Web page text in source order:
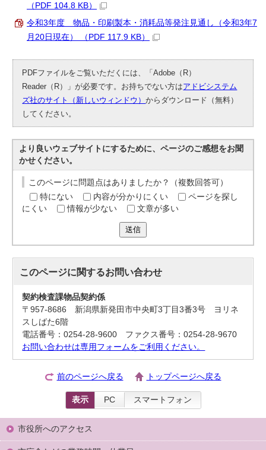
（PDF 104.8 KB）
令和3年度 物品・印刷製本・消耗品等発注見通し（令和3年7
月20日現在） （PDF 117.9 KB）
PDFファイルをご覧いただくには、「Adobe（R）
Reader（R）」が必要です。お持ちでない方はアドビシステム
ズ社のサイト（新しいウィンドウ）からダウンロード（無料）
してください。
より良いウェブサイトにするために、ページのご感想をお聞
かせください。
このページに問題点はありましたか？（複数回答可）
特にない
内容が分かりにくい
ページを探し
にくい
情報が少ない 文章が多い
送信
このページに関するお問い合わせ
契約検査課物品契約係
〒957-8686 新潟県新発田市中央町3丁目3番3号 ヨリネ
スしばた6階
電話番号：0254-28-9600 ファクス番号：0254-28-9670
お問い合わせは専用フォームをご利用ください。
前のページへ戻る トップページへ戻る
表示 PC スマートフォン
市役所へのアクセス